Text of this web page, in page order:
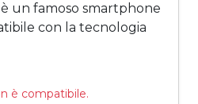
è un famoso smartphone
con la tecnologia
è compatibile.